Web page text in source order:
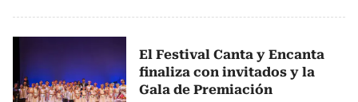
El Festival Canta y Encanta
finaliza con invitados y la
Gala de Premiación